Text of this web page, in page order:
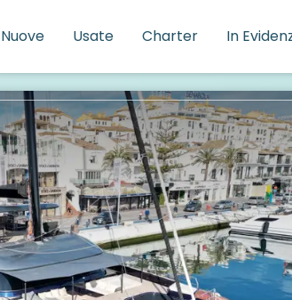
Nuove Usate Charter In